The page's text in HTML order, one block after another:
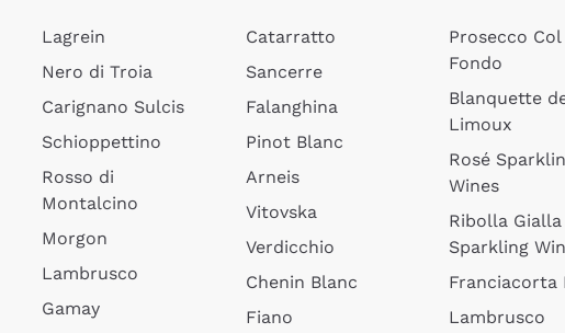
Lagrein
Nero di Troia
Carignano Sulcis
Schioppettino
Rosso di
Montalcino
Morgon
Lambrusco
Gamay
Catarratto
Sancerre
Falanghina
Pinot Blanc
Arneis
Vitovska
Verdicchio
Chenin Blanc
Fiano
Prosecco Col
Fondo
Blanquette
Limoux
Rosé
Wines
Ribolla Gialla
Sparkling
Franciacorta
Lambrusco